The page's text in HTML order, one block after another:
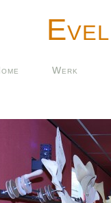
Werk